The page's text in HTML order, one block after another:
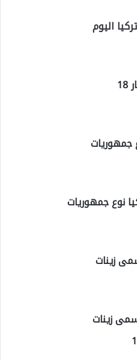
جمهوريات
نوع جمهوريات
زينات
زينات